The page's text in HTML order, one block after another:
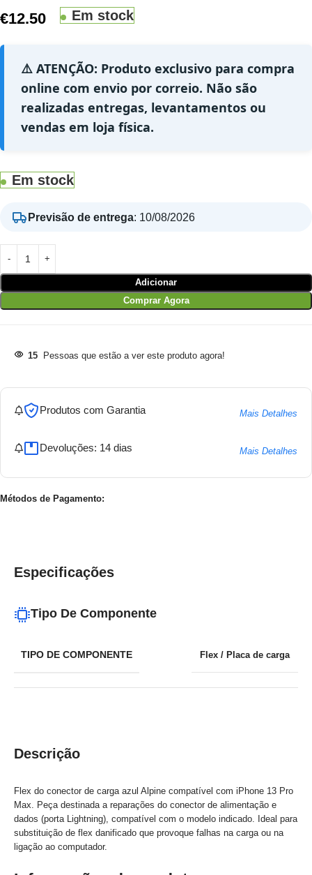
€12.50 Em stock
⚠️ ATENÇÃO: Produto exclusivo para compra
online com envio por correio. Não são
realizadas entregas, levantamentos ou
vendas em loja física.
Em stock
Previsão de entrega: 10/08/2026
Adicionar
Comprar Agora
15 Pessoas que estão a ver este produto agora!
Produtos com Garantia Mais Detalhes
Devoluções: 14 dias Mais Detalhes
Métodos de Pagamento:
Descrição
Flex do conector de carga azul Alpine compatível com iPhone 13 Pro
Max. Peça destinada a reparações do conector de alimentação e
dados (porta Lightning), compatível com o modelo indicado. Ideal para
substituição de flex danificado que provoque falhas na carga ou na
ligação ao computador.
Especificações
Tipo De Componente
TIPO DE COMPONENTE Flex / Placa de carga